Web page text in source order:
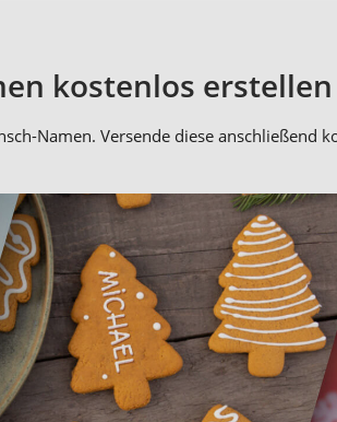
kostenlos erstellen
Namen. Versende diese anschließend